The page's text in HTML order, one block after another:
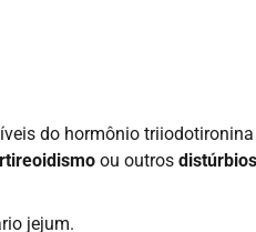
do hormônio
ou outros
jejum.